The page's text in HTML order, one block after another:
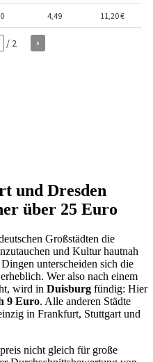
und Dresden
über 25 Euro
Großstädten die
und Kultur hautnah
unterscheiden sich die
Wer also nach einem
wird in Duisburg fündig: Hier
9 Euro. Alle anderen Städte
in Frankfurt, Stuttgart und
nicht gleich für große